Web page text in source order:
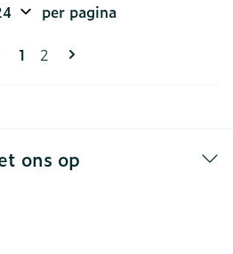
Pagina's
U lees momenteel pagina
1 Pagina
2
per pagina
ons op